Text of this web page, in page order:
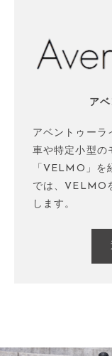
ア
アベントゥーラ
車や特定小型の
「VELMO」を
では、VELMO
します。